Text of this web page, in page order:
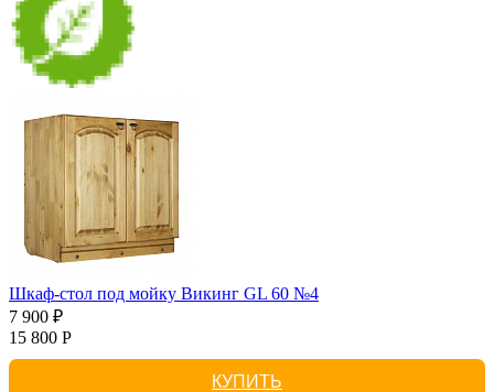
Шкаф-стол под мойку Викинг GL 60 №4
7 900 ₽
15 800 Р
КУПИТЬ